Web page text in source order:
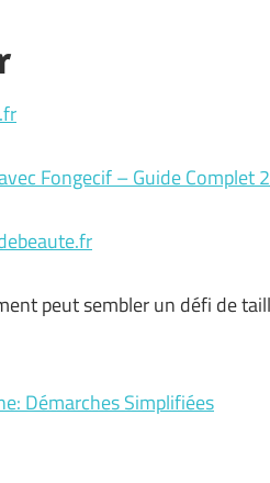
Fongecif – Guide Complet
peut sembler un défi de
Démarches Simplifiées